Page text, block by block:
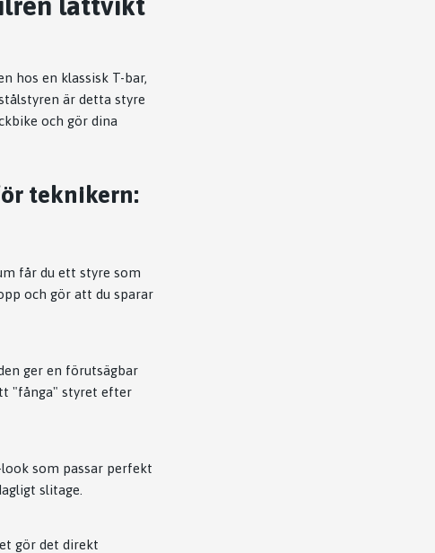
hos en klassisk T-bar,
är detta styre
och gör dina
teknikern:
får du ett styre som
och gör att du sparar
ger en förutsägbar
"fånga" styret efter
som passar perfekt
slitage.
gör det direkt